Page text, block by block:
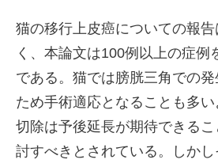
猫の移行上皮癌についての報
く、本論文は100例以上の症例
である。猫では膀胱三角での
ため手術適応となることも多
切除は予後延長が期待できる
討すべきとされている。しか